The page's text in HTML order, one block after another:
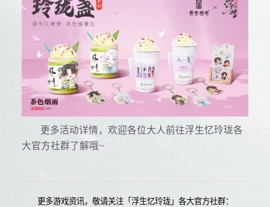
更多活动详情，欢迎各位大人前往浮生忆玲珑各
大官方社群了解哦~
更多游戏资讯，敬请关注「浮生忆玲珑」各大官方社群：